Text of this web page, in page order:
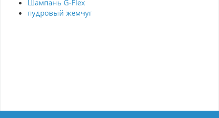
Шампань G-Flex
пудровый жемчуг